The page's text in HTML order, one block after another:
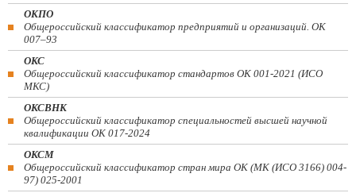
ОКПО
Общероссийский классификатор предприятий и организаций. ОК
007–93
ОКС
Общероссийский классификатор стандартов ОК 001-2021 (ИСО
МКС)
ОКСВНК
Общероссийский классификатор специальностей высшей научной
квалификации ОК 017-2024
ОКСМ
Общероссийский классификатор стран мира ОК (МК (ИСО 3166) 004-
97) 025-2001